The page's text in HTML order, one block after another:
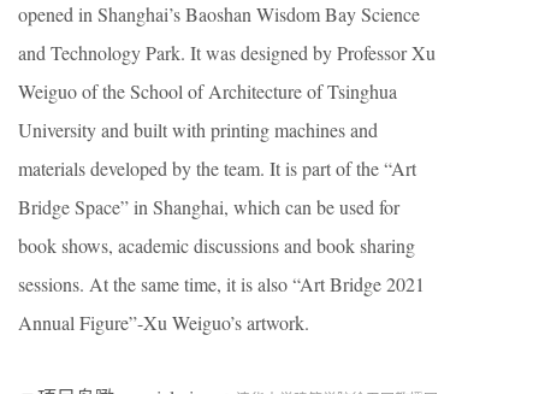
opened in Shanghai’s Baoshan Wisdom Bay Science
and Technology Park. It was designed by Professor Xu
Weiguo of the School of Architecture of Tsinghua
University and built with printing machines and
materials developed by the team. It is part of the “Art
Bridge Space” in Shanghai, which can be used for
book shows, academic discussions and book sharing
sessions. At the same time, it is also “Art Bridge 2021
Annual Figure”-Xu Weiguo’s artwork.